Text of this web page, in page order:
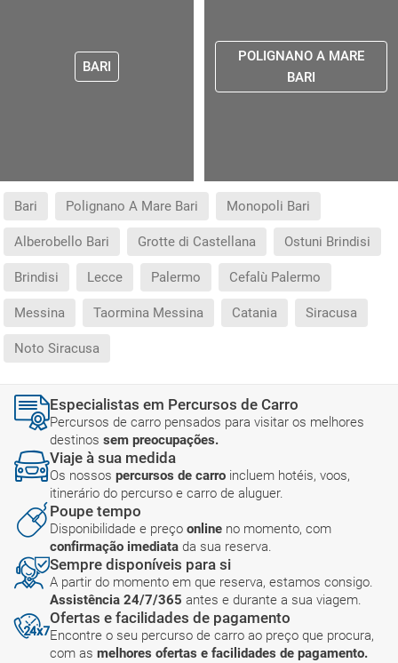
BARI
POLIGNANO A MARE
BARI
Bari Polignano A Mare Bari Monopoli Bari
Alberobello Bari Grotte di Castellana Ostuni Brindisi
Brindisi Lecce Palermo Cefalù Palermo
Messina Taormina Messina Catania Siracusa
Noto Siracusa
Especialistas em Percursos de Carro
Percursos de carro pensados para visitar os melhores
destinos sem preocupações.
Viaje à sua medida
Os nossos percursos de carro incluem hotéis, voos,
itinerário do percurso e carro de aluguer.
Poupe tempo
Disponibilidade e preço online no momento, com
confirmação imediata da sua reserva.
Sempre disponíveis para si
A partir do momento em que reserva, estamos consigo.
Assistência 24/7/365 antes e durante a sua viagem.
Ofertas e facilidades de pagamento
Encontre o seu percurso de carro ao preço que procura,
com as melhores ofertas e facilidades de pagamento.